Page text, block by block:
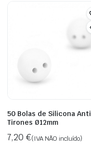
50 Bolas de Silicona Anti
Tirones Ø12mm
7,20 €(IVA NÃO incluído)